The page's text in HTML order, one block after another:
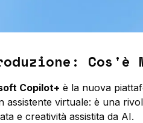
Cos'è
Copilot+ è la nuova
assistente virtuale: è una
e creatività assistita da AI.